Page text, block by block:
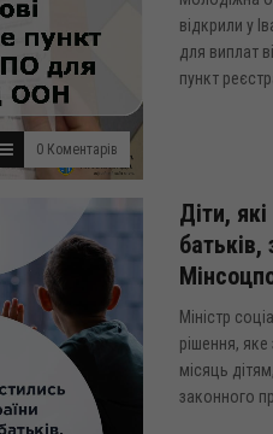
0 Коментарів
відкрили у
для виплат
пункт
Діти,
Міністр
рішення,
місяць
законного